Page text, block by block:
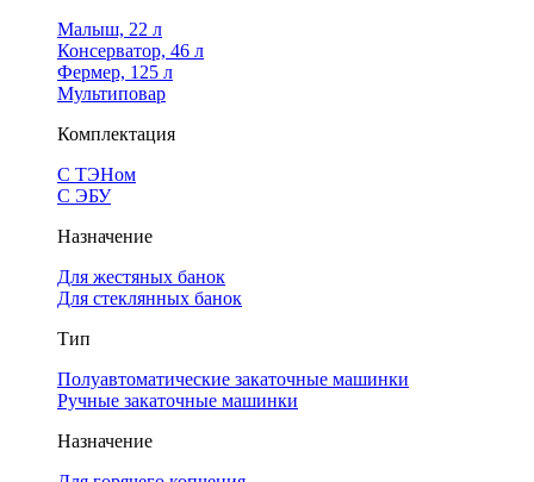
Малыш, 22 л
Консерватор, 46 л
Фермер, 125 л
Мультиповар
Комплектация
С ТЭНом
С ЭБУ
Назначение
Для жестяных банок
Для стеклянных банок
Тип
Полуавтоматические закаточные машинки
Ручные закаточные машинки
Назначение